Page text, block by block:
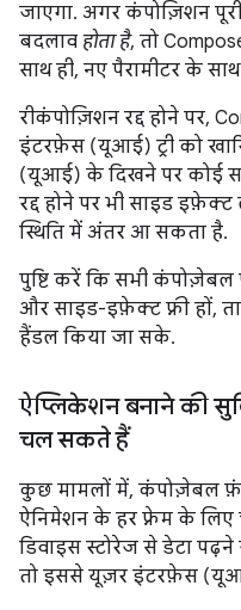
जाएगा. अगर कंपोज़िशन
बदलाव होता है, तो
साथ ही, नए पैरामीटर के
रीकंपोज़िशन रद्द होने पर,
इंटरफ़ेस (यूआई) ट्री को
(यूआई) के दिखने पर कोई
रद्द होने पर भी साइड
स्थिति में अंतर आ सकता है.
पुष्टि करें कि सभी
और साइड-इफ़ेक्ट फ़्री हों,
हैंडल किया जा सके.
ऐप्लिकेशन बनाने की
चल सकते हैं
कुछ मामलों में, कंपोज़ेबल
ऐनिमेशन के हर फ़्रेम के
डिवाइस स्टोरेज से डेटा पढ़ने
तो इससे यूज़र इंटरफ़ेस